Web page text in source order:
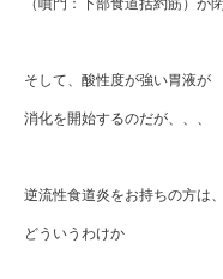
そして、酸性度が強い胃液が
消化を開始するのだが、、、
逆流性食道炎をお持ちの方は、
どういうわけか